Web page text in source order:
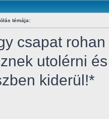
témája:
csapat
utolérni
kiderül!*